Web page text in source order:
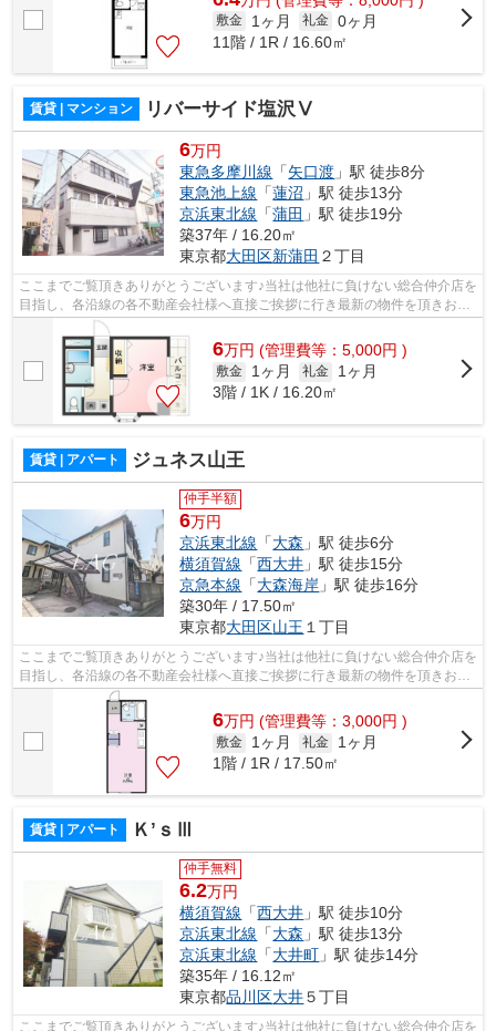
敷金 1ヶ月 礼金 0ヶ月
11階 / 1R / 16.60㎡
賃貸 | マンション リバーサイド塩沢Ⅴ
6万円
東急多摩川線 「矢口渡 」駅 徒歩8分
東急池上線 「蓮沼 」駅 徒歩13分
京浜東北線 「蒲田 」駅 徒歩19分
築37年 / 16.20㎡
東京都大田区新蒲田 ２丁目
ここまでご覧頂きありがとうございます♪当社は他社に負けない総合仲介店を
目指し、各沿線の各不動産会社様へ直接ご挨拶に行き最新の物件を頂きお客
様へ提供しております！最新の情報は...
6万円 (管理費等：5,000円 )
敷金 1ヶ月 礼金
1ヶ月
3階 / 1K / 16.20㎡
賃貸 | アパート ジュネス山王
仲手半額
6万円
京浜東北線 「大森 」駅 徒歩6分
横須賀線 「西大井 」駅 徒歩15分
京急本線 「大森海岸 」駅 徒歩16分
築30年 / 17.50㎡
東京都大田区山王 １丁目
ここまでご覧頂きありがとうございます♪当社は他社に負けない総合仲介店を
目指し、各沿線の各不動産会社様へ直接ご挨拶に行き最新の物件を頂きお客
様へ提供しております！最新の情報は...
6万円 (管理費等：3,000円 )
敷金 1ヶ月 礼金
1ヶ月
1階 / 1R / 17.50㎡
賃貸 | アパート Ｋ’ｓⅢ
仲手無料
6.2万円
横須賀線 「西大井 」駅 徒歩10分
京浜東北線 「大森 」駅 徒歩13分
京浜東北線 「大井町 」駅 徒歩14分
築35年 / 16.12㎡
東京都品川区大井５丁目
ここまでご覧頂きありがとうございます♪当社は他社に負けない総合仲介店を